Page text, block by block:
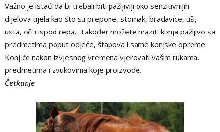
Važno je istaći da bi trebali biti pažljiviji oko senzitivnijih
dijelova tijela kao što su prepone, stomak, bradavice, uši,
usta, oči i ispod repa. Također možete maziti konja pažljivo sa
predmetima poput odjeće, štapova i same konjske opreme.
Konj će nakon izvjesnog vremena vjerovati vašim rukama,
predmetima i zvukovima koje proizvode.
Četkanje